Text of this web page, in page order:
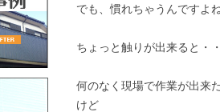
でも、慣れちゃうんですよね
ちょっと触りが出来ると・
何のなく現場で作業が出来
けど